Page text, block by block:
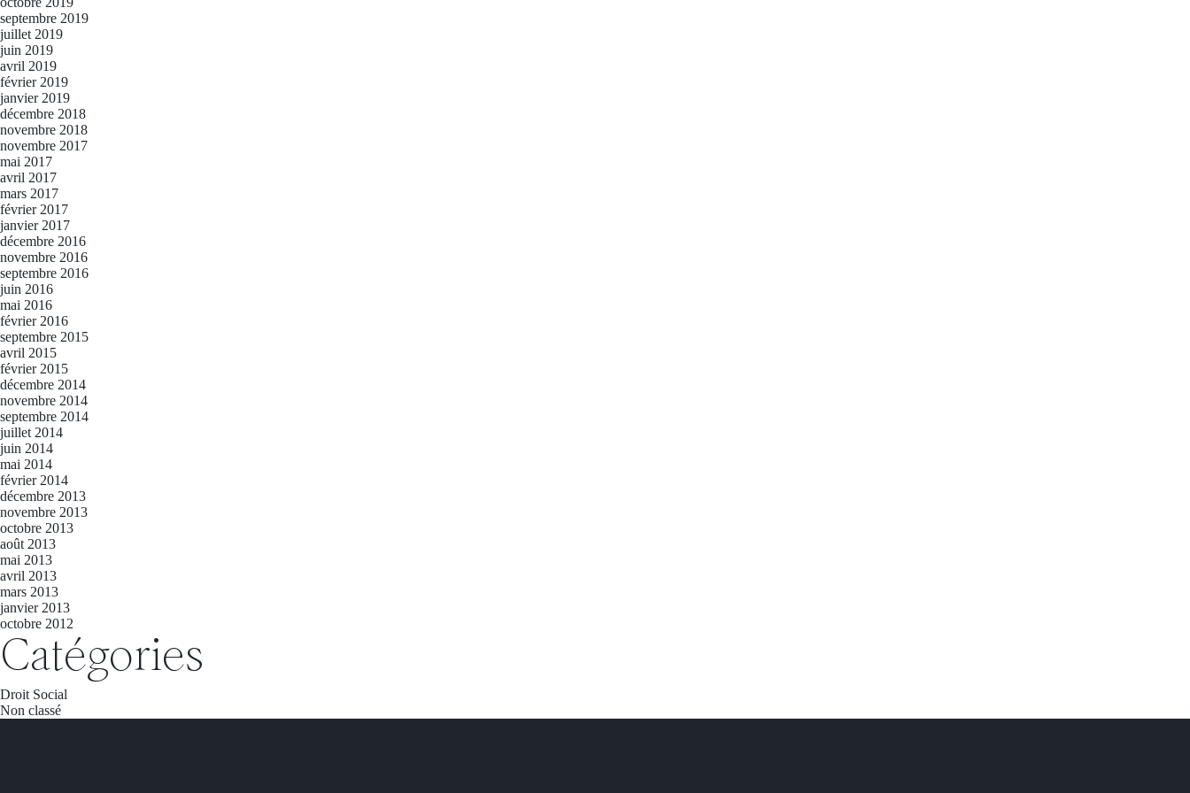
septembre 2019
juillet 2019
juin 2019
avril 2019
février 2019
janvier 2019
décembre 2018
novembre 2018
novembre 2017
mai 2017
avril 2017
mars 2017
février 2017
janvier 2017
décembre 2016
novembre 2016
septembre 2016
juin 2016
mai 2016
février 2016
septembre 2015
avril 2015
février 2015
décembre 2014
novembre 2014
septembre 2014
juillet 2014
juin 2014
mai 2014
février 2014
décembre 2013
novembre 2013
octobre 2013
août 2013
mai 2013
avril 2013
mars 2013
janvier 2013
octobre 2012
Catégories
Droit Social
Non classé